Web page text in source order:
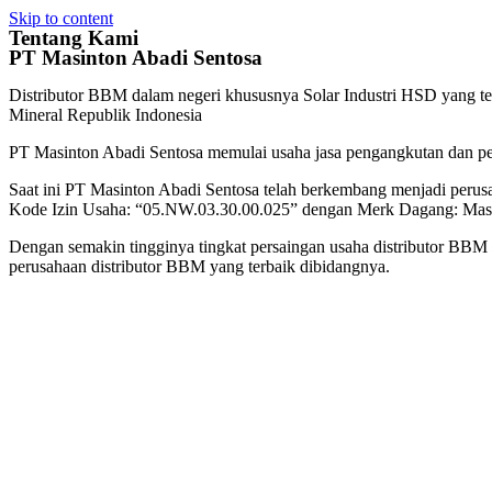
Skip to content
Tentang Kami
PT Masinton Abadi Sentosa
Distributor BBM dalam negeri khususnya Solar Industri HSD yang
Mineral Republik Indonesia
PT Masinton Abadi Sentosa memulai usaha jasa pengangkutan dan
Saat ini PT Masinton Abadi Sentosa telah berkembang menjadi
Kode Izin Usaha: “05.NW.03.30.00.025” dengan Merk Dagang:
Dengan semakin tingginya tingkat persaingan usaha distributor
perusahaan distributor BBM yang terbaik dibidangnya.